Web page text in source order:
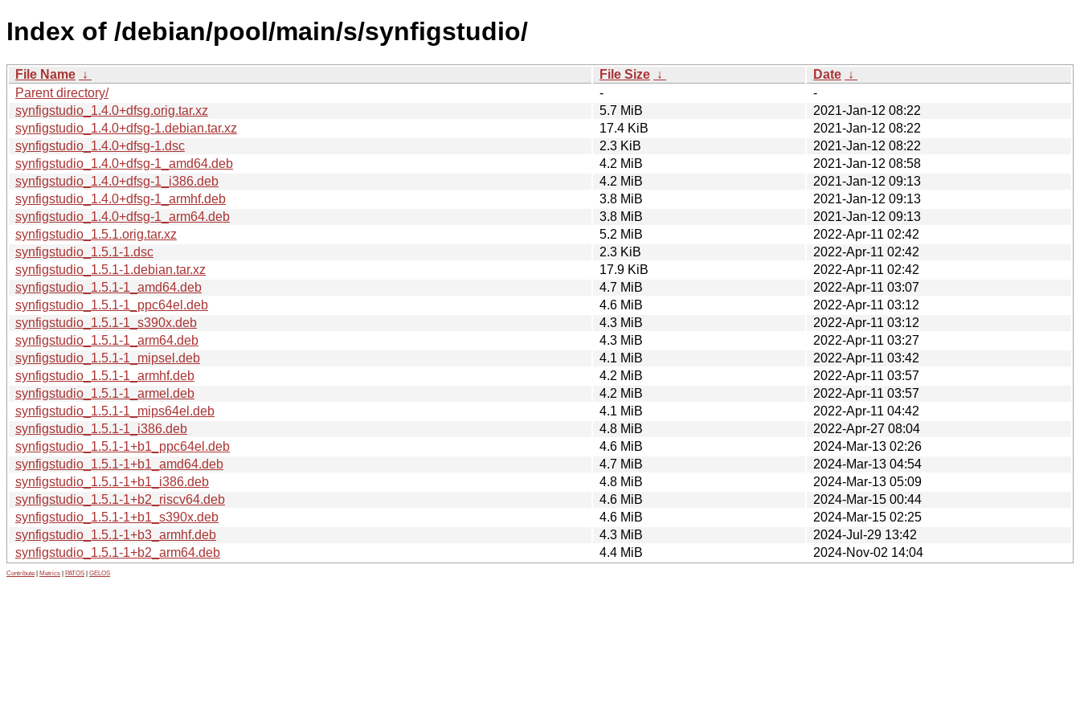
Index of /debian/pool/main/s/synfigstudio/
File Name ↓ File Size ↓ Date ↓
Parent directory/
-
-
synfigstudio_1.4.0+dfsg.orig.tar.xz
5.7 MiB
2021-Jan-12 08:22
synfigstudio_1.4.0+dfsg-1.debian.tar.xz
17.4 KiB
2021-Jan-12 08:22
synfigstudio_1.4.0+dfsg-1.dsc
2.3 KiB
2021-Jan-12 08:22
synfigstudio_1.4.0+dfsg-1_amd64.deb
4.2 MiB
2021-Jan-12 08:58
synfigstudio_1.4.0+dfsg-1_i386.deb
4.2 MiB
2021-Jan-12 09:13
synfigstudio_1.4.0+dfsg-1_armhf.deb
3.8 MiB
2021-Jan-12 09:13
synfigstudio_1.4.0+dfsg-1_arm64.deb
3.8 MiB
2021-Jan-12 09:13
synfigstudio_1.5.1.orig.tar.xz
5.2 MiB
2022-Apr-11 02:42
synfigstudio_1.5.1-1.dsc
2.3 KiB
2022-Apr-11 02:42
synfigstudio_1.5.1-1.debian.tar.xz
17.9 KiB
2022-Apr-11 02:42
synfigstudio_1.5.1-1_amd64.deb
4.7 MiB
2022-Apr-11 03:07
synfigstudio_1.5.1-1_ppc64el.deb
4.6 MiB
2022-Apr-11 03:12
synfigstudio_1.5.1-1_s390x.deb
4.3 MiB
2022-Apr-11 03:12
synfigstudio_1.5.1-1_arm64.deb
4.3 MiB
2022-Apr-11 03:27
synfigstudio_1.5.1-1_mipsel.deb
4.1 MiB
2022-Apr-11 03:42
synfigstudio_1.5.1-1_armhf.deb
4.2 MiB
2022-Apr-11 03:57
synfigstudio_1.5.1-1_armel.deb
4.2 MiB
2022-Apr-11 03:57
synfigstudio_1.5.1-1_mips64el.deb
4.1 MiB
2022-Apr-11 04:42
synfigstudio_1.5.1-1_i386.deb
4.8 MiB
2022-Apr-27 08:04
synfigstudio_1.5.1-1+b1_ppc64el.deb
4.6 MiB
2024-Mar-13 02:26
synfigstudio_1.5.1-1+b1_amd64.deb
4.7 MiB
2024-Mar-13 04:54
synfigstudio_1.5.1-1+b1_i386.deb
4.8 MiB
2024-Mar-13 05:09
synfigstudio_1.5.1-1+b2_riscv64.deb
4.6 MiB
2024-Mar-15 00:44
synfigstudio_1.5.1-1+b1_s390x.deb
4.6 MiB
2024-Mar-15 02:25
synfigstudio_1.5.1-1+b3_armhf.deb
4.3 MiB
2024-Jul-29 13:42
synfigstudio_1.5.1-1+b2_arm64.deb
4.4 MiB 2024-Nov-02 14:04
Contribute Metrics PATOS GELOS